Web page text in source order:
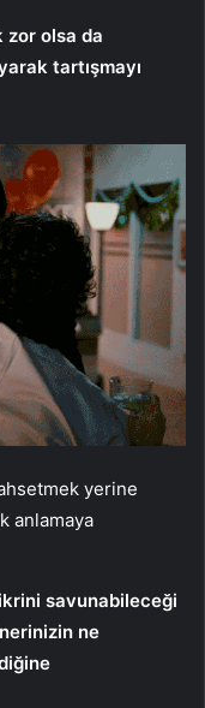
zor olsa da
tartışmayı
yerine
anlamaya
savunabileceği
ne